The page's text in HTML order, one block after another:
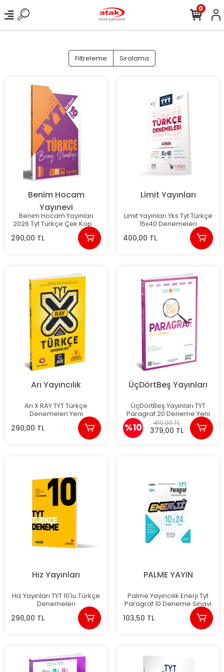
0
Filtreleme Sıralama
Benim Hocam
Yayınevi
Benim Hocam Yayınları
2026 Tyt Türkçe Çek Kopar
10'lu Branş Denemesi
290,00 TL
Limit Yayınları
Limit Yayınları Yks Tyt Türkçe
15x40 Denemeleri
400,00 TL
Arı Yayıncılık
Arı X RAY TYT Türkçe
Denemeleri Yeni
290,00 TL
ÜçDörtBeş Yayınları
ÜçDörtBeş Yayınları TYT
Paragraf 20 Deneme Yeni
%10 419,00 TL
379,00 TL
Hız Yayınları
Hız Yayınları TYT 10'lu Türkçe
Denemeleri
290,00 TL
PALME YAYIN
Palme Yayıncılık Enerji Tyt
Paragraf 10 Deneme Sınavı
103,50 TL